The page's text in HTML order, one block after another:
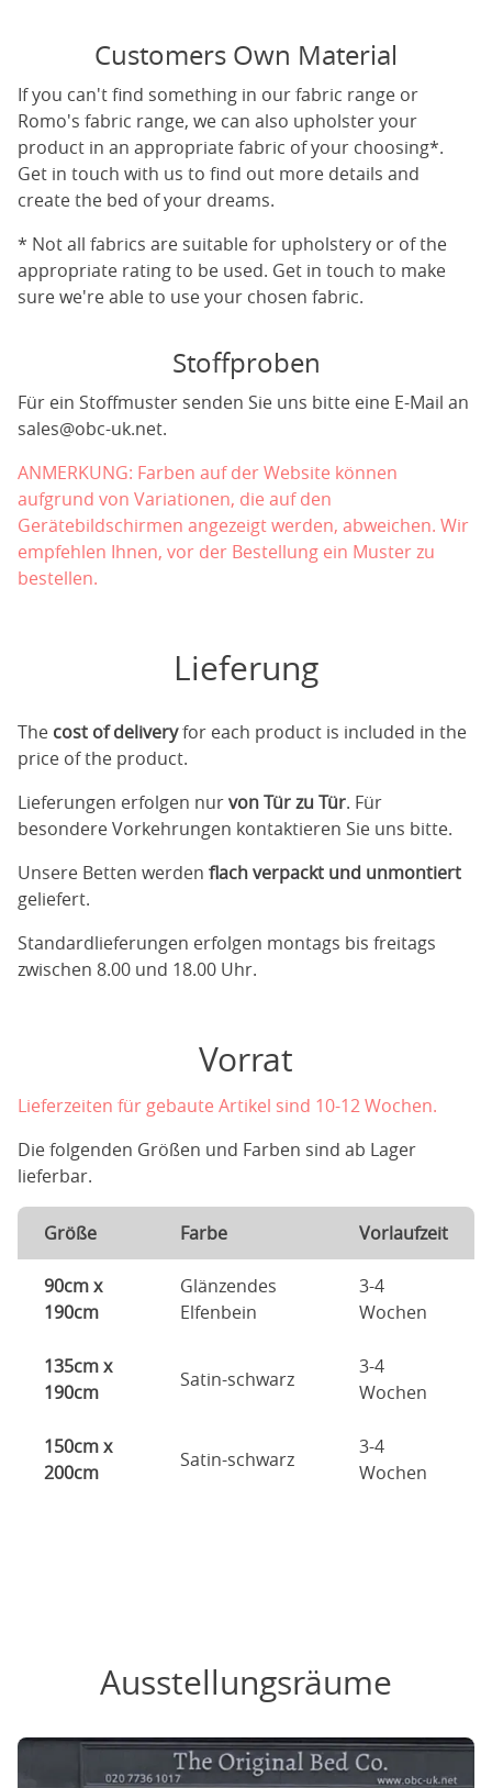
Customers Own Material
If you can't find something in our fabric range or
Romo's fabric range, we can also upholster your
product in an appropriate fabric of your choosing*.
Get in touch with us to find out more details and
create the bed of your dreams.
* Not all fabrics are suitable for upholstery or of the
appropriate rating to be used. Get in touch to make
sure we're able to use your chosen fabric.
Stoffproben
Für ein Stoffmuster senden Sie uns bitte eine E-Mail an
sales@obc-uk.net.
ANMERKUNG: Farben auf der Website können
aufgrund von Variationen, die auf den
Gerätebildschirmen angezeigt werden, abweichen. Wir
empfehlen Ihnen, vor der Bestellung ein Muster zu
bestellen.
Lieferung
The cost of deliveryfor each product is included in the
price of the product.
Lieferungen erfolgen nurvon Tür zu Tür. Für
besondere Vorkehrungen kontaktieren Sie uns bitte.
Unsere Betten werden flach verpackt und unmontiert
geliefert.
Standardlieferungen erfolgen montags bis freitags
zwischen 8.00 und 18.00 Uhr.
Vorrat
Lieferzeiten für gebaute Artikel sind 10-12 Wochen.
Die folgenden Größen und Farben sind ab Lager
lieferbar.
Größe Farbe Vorlaufzeit
90cm x
190cm
Glänzendes
Elfenbein
3-4
Wochen
135cm x
190cm
Satin-schwarz
3-4
Wochen
150cm x
200cm
Satin-schwarz
3-4
Wochen
Ausstellungsräume